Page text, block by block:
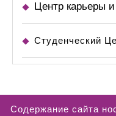
Центр карьеры
Студенческий
Содержание сайта